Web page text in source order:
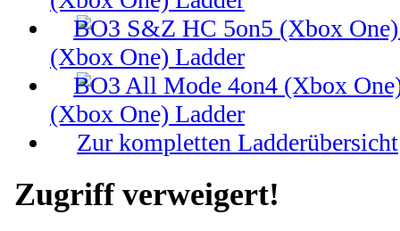
(Xbox One) Ladder
(Xbox One) Ladder
Zur kompletten Ladderübersicht
Zugriff verweigert!